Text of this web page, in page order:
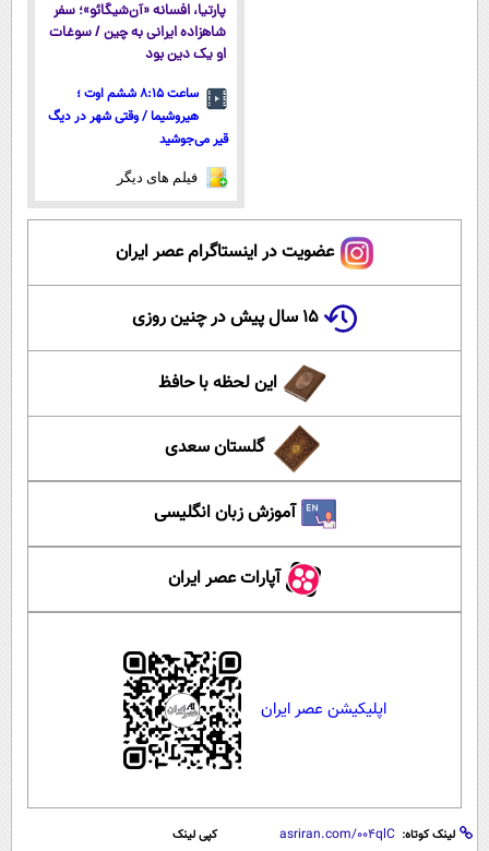
پارتیا، افسانه «آن‌شیگائو»؛ سفر
شاهزاده ایرانی به چین / سوغات
او یک دین بود
ساعت ۸:۱۵ ششم اوت ؛
هیروشیما / وقتی شهر در دیگ
قیر می‌جوشید
فیلم های دیگر
عضویت در اینستاگرام عصر ایران
۱۵ سال پیش در چنین روزی
این لحظه با حافظ
گلستان سعدی
آموزش زبان انگلیسی
آپارات عصر ایران
اپلیکیشن عصر ایران
لینک کوتاه: کپی لینک